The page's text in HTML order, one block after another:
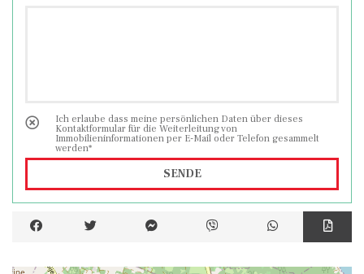
Ich erlaube dass meine persönlichen Daten über dieses
Kontaktformular für die Weiterleitung von
Immobilieninformationen per E-Mail oder Telefon gesammelt
werden*
SENDE